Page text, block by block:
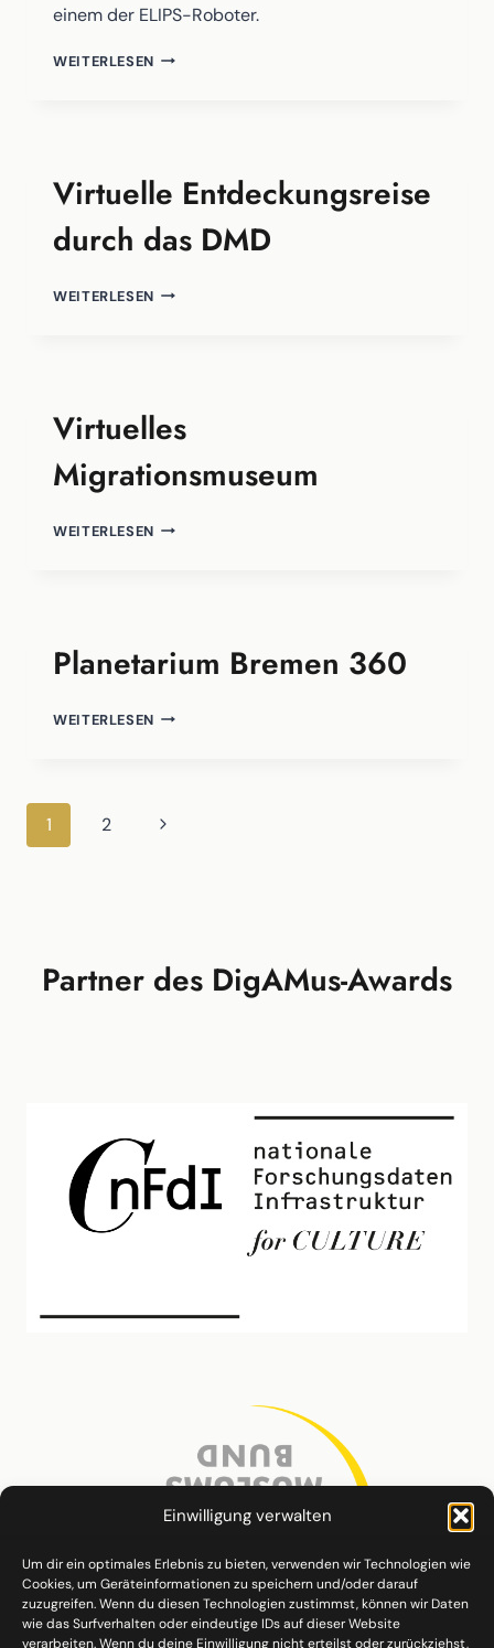
Einwilligung verwalten
Um dir ein optimales Erlebnis zu bieten, verwenden wir Technologien wie
Cookies, um Geräteinformationen zu speichern und/oder darauf
zuzugreifen. Wenn du diesen Technologien zustimmst, können wir Daten
wie das Surfverhalten oder eindeutige IDs auf dieser Website
verarbeiten. Wenn du deine Einwilligung nicht erteilst oder zurückziehst,
einem der ELIPS-Roboter.
WEITERLESEN ELIPS
Virtuelle Entdeckungsreise
durch das DMD
WEITERLESEN VIRTUELLE
Virtuelles
Migrationsmuseum
WEITERLESEN VIRTUELLES
Planetarium Bremen 360
WEITERLESEN PLANETARIUM
Seitennavigation
1 2
Nächste
Partner des DigAMus-Awards